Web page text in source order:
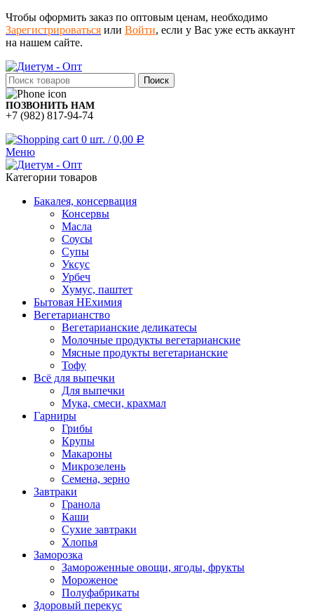
Чтобы оформить заказ по оптовым ценам, необходимо
Зарегистрироваться или Войти, если у Вас уже есть аккаунт
на нашем сайте.
Поиск
ПОЗВОНИТЬ НАМ
+7 (982) 817-94-74
0 шт. / 0,00 Р
Меню
Категории товаров
Бакалея, консервация
Консервы
Масла
Соусы
Супы
Уксус
Урбеч
Хумус, паштет
Бытовая НЕхимия
Вегетарианство
Вегетарианские деликатесы
Молочные продукты вегетарианские
Мясные продукты вегетарианские
Тофу
Всё для выпечки
Для выпечки
Мука, смеси, крахмал
Гарниры
Грибы
Крупы
Макароны
Микрозелень
Семена, зерно
Завтраки
Гранола
Каши
Сухие завтраки
Хлопья
Заморозка
Замороженные овощи, ягоды, фрукты
Мороженое
Полуфабрикаты
Здоровый перекус